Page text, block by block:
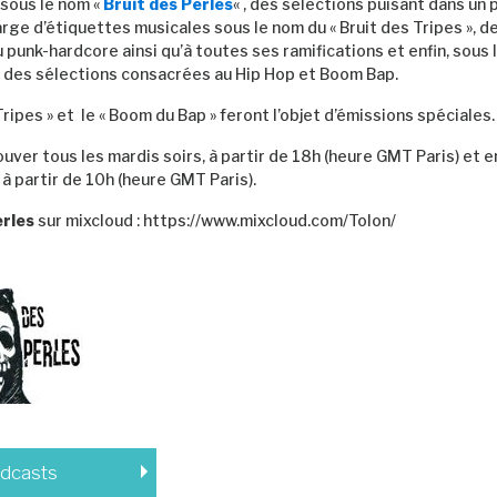
le nom « Bruit des Perles« , des sélections puisant dans un
d’étiquettes musicales sous le nom du « Bruit des Tripes »,
punk-hardcore ainsi qu’à toutes ses ramifications et enfin, sous
des sélections consacrées au Hip Hop et Boom Bap.
» et le « Boom du Bap » feront l’objet d’émissions spéciales.
tous les mardis soirs, à partir de 18h (heure GMT Paris) et
partir de 10h (heure GMT Paris).
sur mixcloud : https://www.mixcloud.com/Tolon/